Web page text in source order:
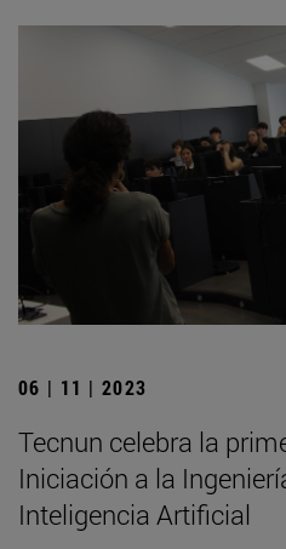
06 | 11 | 2023
Tecnun celebra la
Iniciación a la
Inteligencia Artificial